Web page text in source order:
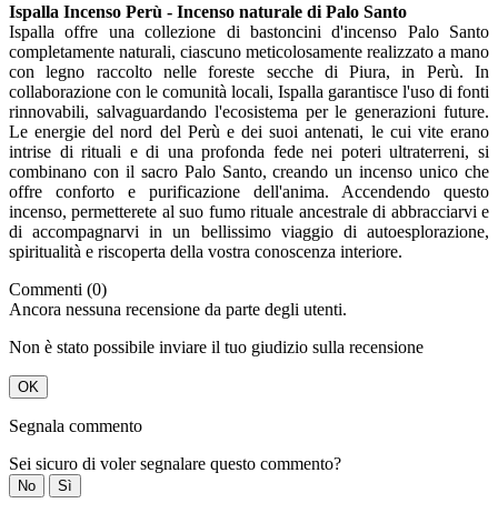
Ispalla Incenso Perù - Incenso naturale di Palo Santo
Ispalla offre una collezione di bastoncini d'incenso Palo Santo
completamente naturali, ciascuno meticolosamente realizzato a mano
con legno raccolto nelle foreste secche di Piura, in Perù. In
collaborazione con le comunità locali, Ispalla garantisce l'uso di fonti
rinnovabili, salvaguardando l'ecosistema per le generazioni future.
Le energie del nord del Perù e dei suoi antenati, le cui vite erano
intrise di rituali e di una profonda fede nei poteri ultraterreni, si
combinano con il sacro Palo Santo, creando un incenso unico che
offre conforto e purificazione dell'anima. Accendendo questo
incenso, permetterete al suo fumo rituale ancestrale di abbracciarvi e
di accompagnarvi in un bellissimo viaggio di autoesplorazione,
spiritualità e riscoperta della vostra conoscenza interiore.
Commenti (0)
Ancora nessuna recensione da parte degli utenti.
Non è stato possibile inviare il tuo giudizio sulla recensione
OK
Segnala commento
Sei sicuro di voler segnalare questo commento?
No Sì